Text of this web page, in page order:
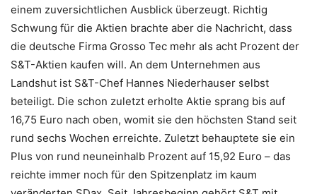
einem zuversichtlichen Ausblick überzeugt. Richtig
Schwung für die Aktien brachte aber die Nachricht, dass
die deutsche Firma Grosso Tec mehr als acht Prozent der
S&T-Aktien kaufen will. An dem Unternehmen aus
Landshut ist S&T-Chef Hannes Niederhauser selbst
beteiligt. Die schon zuletzt erholte Aktie sprang bis auf
16,75 Euro nach oben, womit sie den höchsten Stand seit
rund sechs Wochen erreichte. Zuletzt behauptete sie ein
Plus von rund neuneinhalb Prozent auf 15,92 Euro – das
reichte immer noch für den Spitzenplatz im kaum